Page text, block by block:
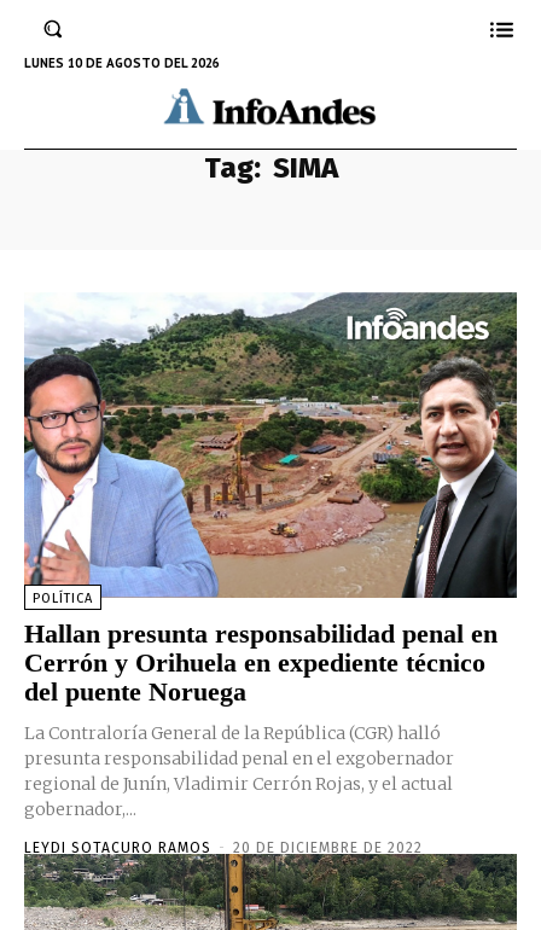
LUNES 10 DE AGOSTO DEL 2026
Tag: SIMA
POLÍTICA
Hallan presunta responsabilidad penal en
Cerrón y Orihuela en expediente técnico
del puente Noruega
La Contraloría General de la República (CGR) halló
presunta responsabilidad penal en el exgobernador
regional de Junín, Vladimir Cerrón Rojas, y el actual
gobernador,...
LEYDI SOTACURO RAMOS - 20 DE DICIEMBRE DE 2022